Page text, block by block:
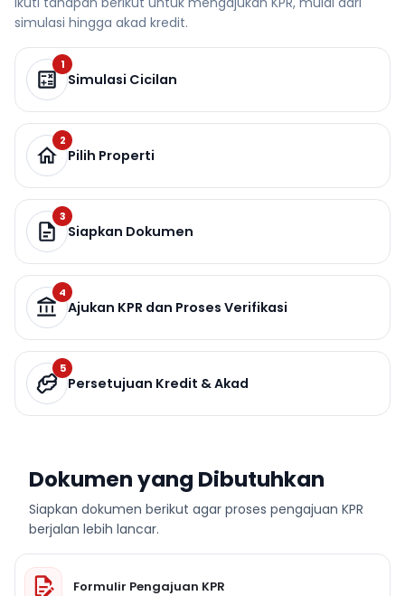
simulasi hingga akad kredit.
1
Simulasi Cicilan
2
Pilih Properti
3
Siapkan Dokumen
4
Ajukan KPR dan Proses Verifikasi
5
Persetujuan Kredit & Akad
Dokumen yang Dibutuhkan
Siapkan dokumen berikut agar proses pengajuan KPR
berjalan lebih lancar.
Formulir Pengajuan KPR